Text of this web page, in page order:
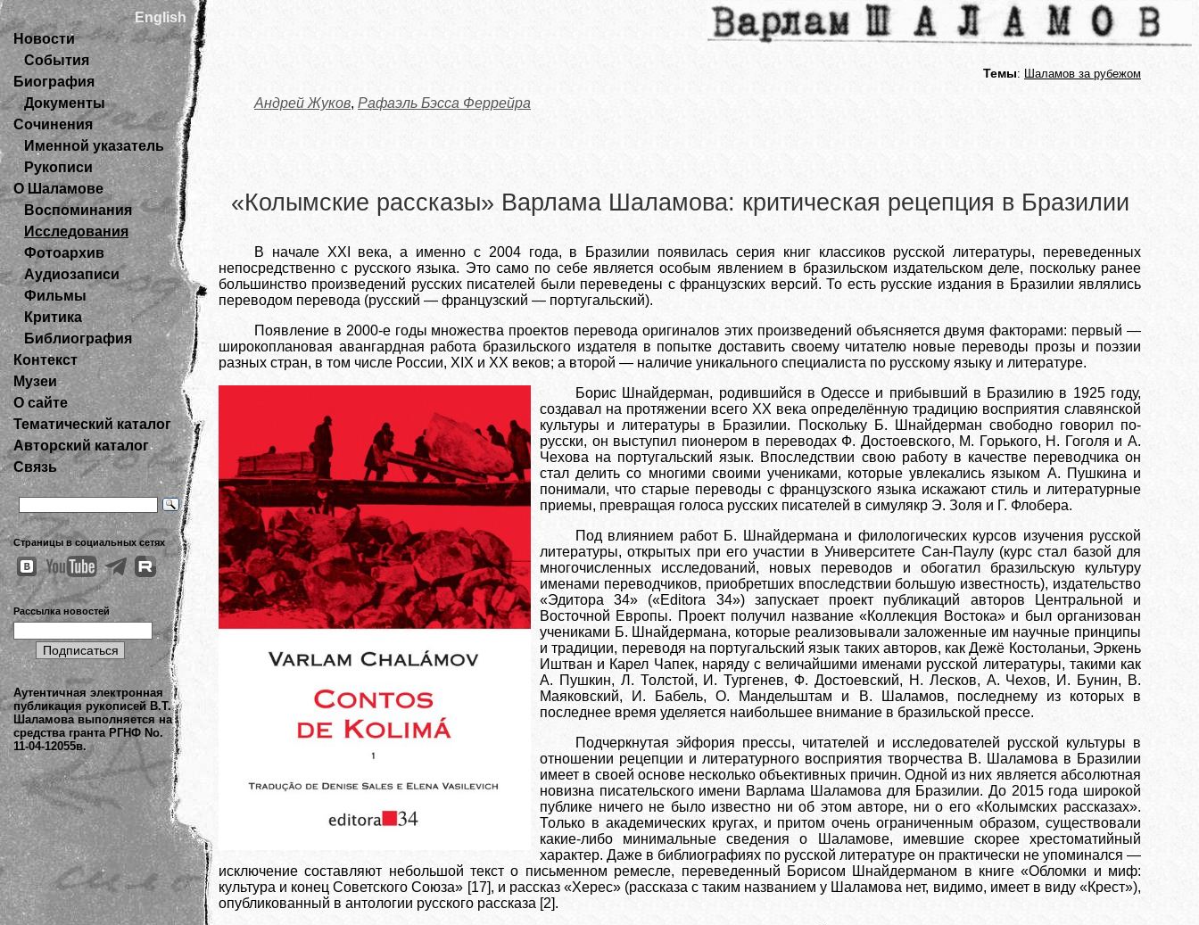
English
Новости
События
Биография
Документы
Сочинения
Именной указатель
Рукописи
О Шаламове
Воспоминания
Исследования
Фотоархив
Аудиозаписи
Фильмы
Критика
Библиография
Контекст
Музеи
О сайте
Тематический каталог
Авторский каталог
Связь
Страницы в социальных сетях
Рассылка новостей
Аутентичная электронная
публикация рукописей В.Т.
Шаламова выполняется на
средства гранта РГНФ No.
11-04-12055в.
Темы: Шаламов за рубежом
Андрей Жуков, Рафаэль Бэсса Феррейра
«Колымские рассказы» Варлама Шаламова: критическая рецепция в Бразилии
В начале XXI века, а именно с 2004 года, в Бразилии появилась серия книг классиков русской литературы, переведенных
непосредственно с русского языка. Это само по себе является особым явлением в бразильском издательском деле, поскольку ранее
большинство произведений русских писателей были переведены с французских версий. То есть русские издания в Бразилии являлись
переводом перевода (русский — французский — португальский).
Появление в 2000-е годы множества проектов перевода оригиналов этих произведений объясняется двумя факторами: первый —
широкоплановая авангардная работа бразильского издателя в попытке доставить своему читателю новые переводы прозы и поэзии
разных стран, в том числе России, XIX и XX веков; а второй — наличие уникального специалиста по русскому языку и литературе.
Борис Шнайдерман, родившийся в Одессе и прибывший в Бразилию в 1925 году,
создавал на протяжении всего XX века определённую традицию восприятия славянской
культуры и литературы в Бразилии. Поскольку Б. Шнайдерман свободно говорил по-
русски, он выступил пионером в переводах Ф. Достоевского, М. Горького, Н. Гоголя и А.
Чехова на португальский язык. Впоследствии свою работу в качестве переводчика он
стал делить со многими своими учениками, которые увлекались языком А. Пушкина и
понимали, что старые переводы с французского языка искажают стиль и литературные
приемы, превращая голоса русских писателей в симулякр Э. Золя и Г. Флобера.
Под влиянием работ Б. Шнайдермана и филологических курсов изучения русской
литературы, открытых при его участии в Университете Сан-Паулу (курс стал базой для
многочисленных исследований, новых переводов и обогатил бразильскую культуру
именами переводчиков, приобретших впоследствии большую известность), издательство
«Эдитора 34» («Editora 34») запускает проект публикаций авторов Центральной и
Восточной Европы. Проект получил название «Коллекция Востока» и был организован
учениками Б. Шнайдермана, которые реализовывали заложенные им научные принципы
и традиции, переводя на португальский язык таких авторов, как Дежё Костоланьи, Эркень
Иштван и Карел Чапек, наряду с величайшими именами русской литературы, такими как
А. Пушкин, Л. Толстой, И. Тургенев, Ф. Достоевский, Н. Лесков, А. Чехов, И. Бунин, В.
Маяковский, И. Бабель, О. Мандельштам и В. Шаламов, последнему из которых в
последнее время уделяется наибольшее внимание в бразильской прессе.
Подчеркнутая эйфория прессы, читателей и исследователей русской культуры в
отношении рецепции и литературного восприятия творчества В. Шаламова в Бразилии
имеет в своей основе несколько объективных причин. Одной из них является абсолютная
новизна писательского имени Варлама Шаламова для Бразилии. До 2015 года широкой
публике ничего не было известно ни об этом авторе, ни о его «Колымских рассказах».
Только в академических кругах, и притом очень ограниченным образом, существовали
какие-либо минимальные сведения о Шаламове, имевшие скорее хрестоматийный
характер. Даже в библиографиях по русской литературе он практически не упоминался —
исключение составляют небольшой текст о письменном ремесле, переведенный Борисом Шнайдерманом в книге «Обломки и миф:
культура и конец Советского Союза» [17], и рассказ «Херес» (рассказа с таким названием у Шаламова нет, видимо, имеет в виду «Крест»),
опубликованный в антологии русского рассказа [2].